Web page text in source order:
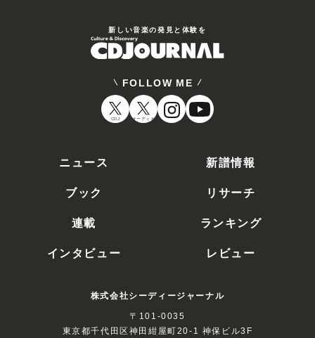
新しい⾳楽の発⾒と体験を
FOLLOW ME
CDJ オーディオ
ニュース
新譜情報
ブック
リサーチ
連載
ランキング
インタビュー
レビュー
株式会社シーディージャーナル
〒101-0035
東京都千代田区神田紺屋町20-1 神保ビル3F